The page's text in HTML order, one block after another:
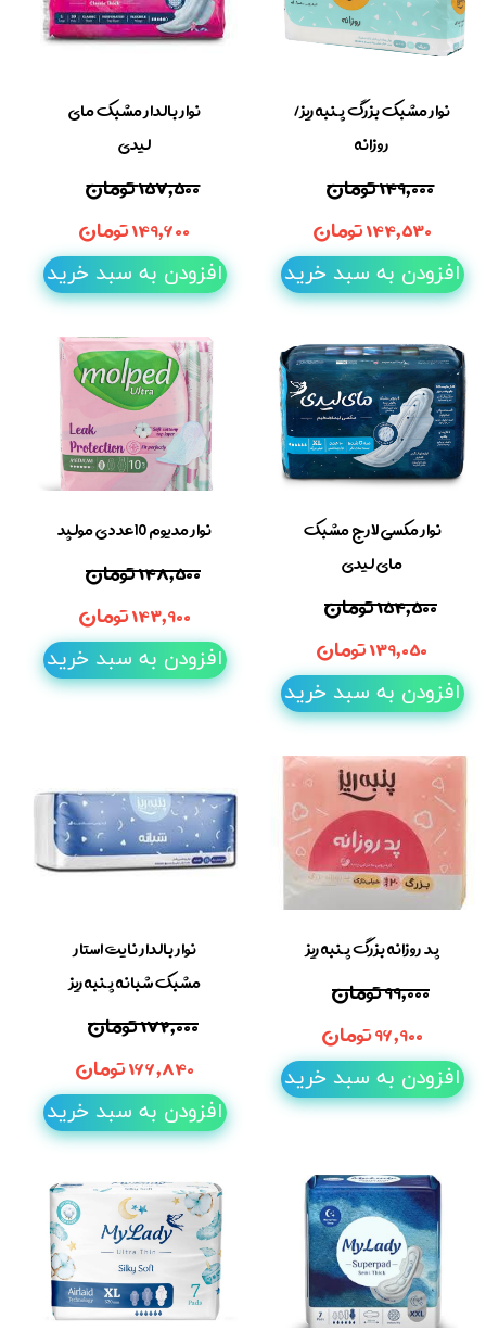
نوار مشبک بزرگ پنبه ریز/
روزانه
۱۴۹,۰۰۰ تومان
۱۴۴,۵۳۰ تومان
افزودن به سبد خرید
نوار بالدار مشبک مای
لیدی
۱۵۷,۵۰۰ تومان
۱۴۹,۶۰۰ تومان
افزودن به سبد خرید
نوار مکسی لارج مشبک
مای لیدی
۱۵۴,۵۰۰ تومان
۱۳۹,۰۵۰ تومان
افزودن به سبد خرید
نوار مدیوم 10عددی مولپد
۱۴۸,۵۰۰ تومان
۱۴۳,۹۰۰ تومان
افزودن به سبد خرید
پد روزانه بزرگ پنبه ریز
۹۹,۰۰۰ تومان
۹۶,۹۰۰ تومان
افزودن به سبد خرید
نوار بالدار نایت استار
مشبک شبانه پنبه ریز
۱۷۲,۰۰۰ تومان
۱۶۶,۸۴۰ تومان
افزودن به سبد خرید